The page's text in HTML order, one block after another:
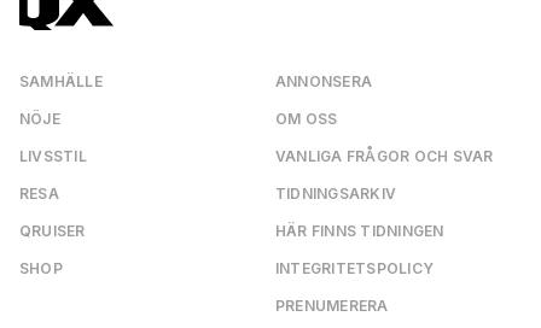
SAMHÄLLE
NÖJE
LIVSSTIL
RESA
QRUISER
SHOP
ANNONSERA
OM OSS
VANLIGA FRÅGOR OCH SVAR
TIDNINGSARKIV
HÄR FINNS TIDNINGEN
INTEGRITETSPOLICY
PRENUMERERA